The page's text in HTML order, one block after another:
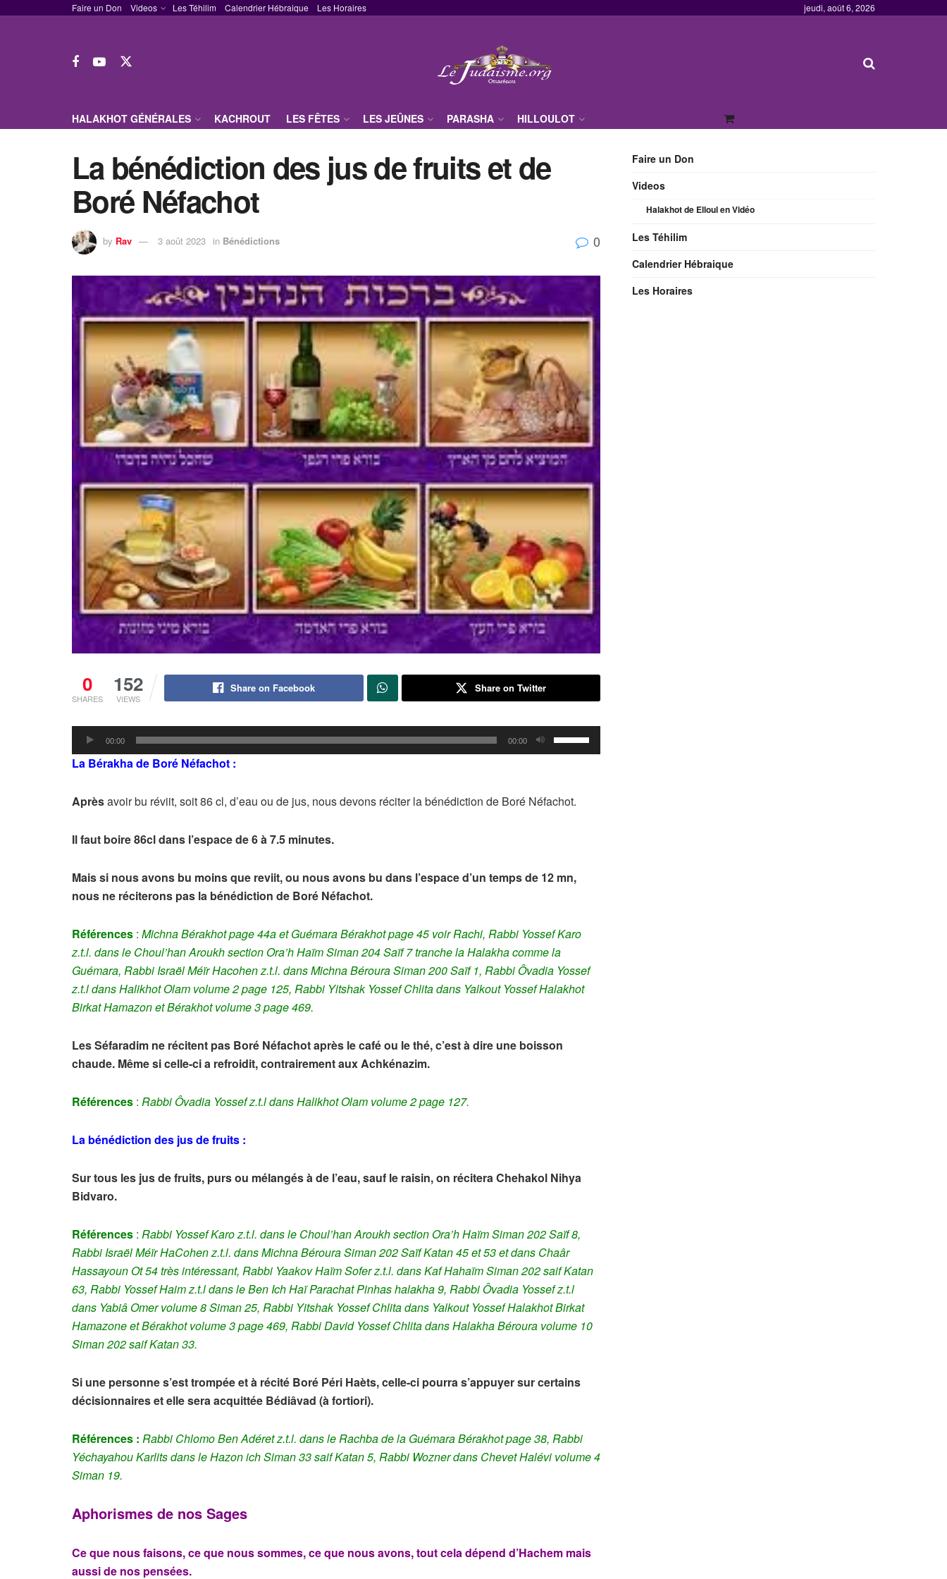
Faire un Don Videos Les Téhilim Calendrier Hébraique Les Horaires jeudi, août 6, 2026
HALAKHOT GÉNÉRALES KACHROUT LES FÊTES LES JEÛNES PARASHA HILLOULOT
La bénédiction des jus de fruits et de
Boré Néfachot
by Rav 3 août 2023 in Bénédictions 0
0
SHARES
152
VIEWS
Share on Facebook Share on Twitter
Lecteur
audio
00:00 00:00
les
pour
le
La Bérakha de Boré Néfachot :
Aprèsavoir bu réviit, soit 86 cl, d’eau ou de jus, nous devons réciter la bénédiction de Boré Néfachot.
Il faut boire 86cl dans l’espace de 6 à 7.5 minutes.
Mais si nous avons bu moins que reviit, ou nous avons bu dans l’espace d’un temps de 12 mn,
nous ne réciterons pas la bénédiction de Boré Néfachot.
Références : Michna Bérakhot page 44a et Guémara Bérakhot page 45 voir Rachi, Rabbi Yossef Karo
z.t.l. dans le Choul’han Aroukh section Ora’h Haïm Siman 204 Saïf 7 tranche la Halakha comme la
Guémara, Rabbi Israël Méïr Hacohen z.t.l. dans Michna Béroura Siman 200 Saïf 1, Rabbi Ôvadia Yossef
z.t.l dans Halikhot Olam volume 2 page 125, Rabbi Yitshak Yossef Chlita dans Yalkout Yossef Halakhot
Birkat Hamazon et Bérakhot volume 3 page 469.
Les Séfaradim ne récitent pas Boré Néfachot après le café ou le thé, c’est à dire une boisson
chaude. Même si celle-ci a refroidit, contrairement aux Achkénazim.
Références : Rabbi Ôvadia Yossef z.t.l dans Halikhot Olam volume 2 page 127.
La bénédiction des jus de fruits :
Sur tous les jus de fruits, purs ou mélangés à de l’eau, sauf le raisin, on récitera Chehakol Nihya
Bidvaro.
Références : Rabbi Yossef Karo z.t.l. dans le Choul’han Aroukh section Ora’h Haïm Siman 202 Saïf 8,
Rabbi Israël Méïr HaCohen z.t.l. dans Michna Béroura Siman 202 Saïf Katan 45 et 53 et dans Chaâr
Hassayoun Ot 54 très intéressant, Rabbi Yaakov Haïm Sofer z.t.l. dansKaf Hahaïm Siman 202 saif Katan
63, Rabbi Yossef Haim z.t.l dans le Ben Ich Haï Parachat Pinhas halakha 9, Rabbi Ôvadia Yossef z.t.l
dans Yabiâ Omer volume 8 Siman 25, Rabbi Yitshak Yossef Chlita dans Yalkout Yossef Halakhot Birkat
Hamazone et Bérakhot volume 3 page 469, Rabbi David Yossef Chlita dans Halakha Béroura volume 10
Siman 202 saif Katan 33.
Si une personne s’est trompée et à récité Boré Péri Haèts, celle-ci pourra s’appuyer sur certains
décisionnaires et elle sera acquittée Bédiâvad (à fortiori).
Références : Rabbi Chlomo Ben Adéret z.t.l. dans le Rachba de la Guémara Bérakhot page 38, Rabbi
Yéchayahou Karlits dans le Hazon ich Siman 33 saif Katan 5, Rabbi Wozner dans Chevet Halévi volume 4
Siman 19.
Aphorismes de nos Sages
Ce que nous faisons, ce que nous sommes, ce que nous avons,tout cela dépend d’Hachem mais
aussi de nos pensées.
Faire un Don
Videos
Halakhot de Elloul en Vidéo
Les Téhilim
Calendrier Hébraique
Les Horaires